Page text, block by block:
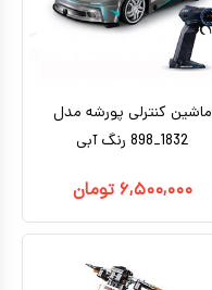
ماشین کنترلی پورشه مدل
1832_898 رنگ آبی
۶,۵۰۰,۰۰۰ تومان